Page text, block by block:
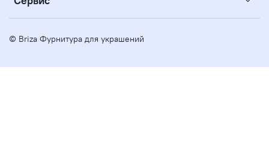
© Briza Фурнитура для украшений